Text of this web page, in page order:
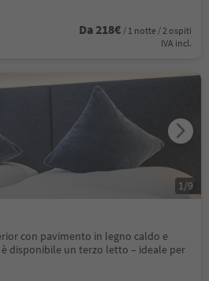
Da 218€ / 1 notte / 2 ospiti
IVA incl.
con pavimento in legno caldo e
disponibile un terzo letto – ideale per
1 /9